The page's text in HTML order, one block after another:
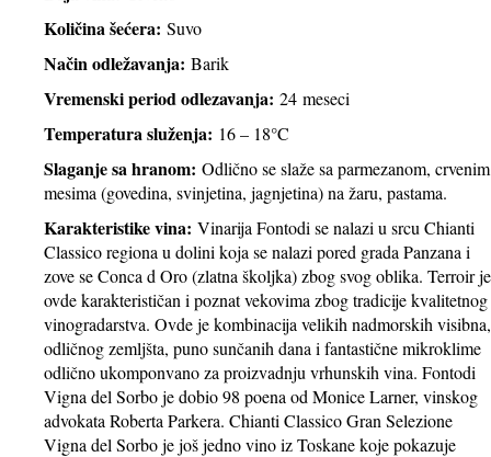
Količina šećera: Suvo
Način odležavanja: Barik
Vremenski period odlezavanja: 24 meseci
Temperatura služenja: 16 – 18°C
Slaganje sa hranom: Odlično se slaže sa parmezanom, crvenim
mesima (govedina, svinjetina, jagnjetina) na žaru, pastama.
Karakteristike vina: Vinarija Fontodi se nalazi u srcu Chianti
Classico regiona u dolini koja se nalazi pored grada Panzana i
zove se Conca d Oro (zlatna školjka) zbog svog oblika. Terroir je
ovde karakterističan i poznat vekovima zbog tradicije kvalitetnog
vinogradarstva. Ovde je kombinacija velikih nadmorskih visibna,
odličnog zemljšta, puno sunčanih dana i fantastične mikroklime
odlično ukomponvano za proizvadnju vrhunskih vina. Fontodi
Vigna del Sorbo je dobio 98 poena od Monice Larner, vinskog
advokata Roberta Parkera. Chianti Classico Gran Selezione
Vigna del Sorbo je još jedno vino iz Toskane koje pokazuje